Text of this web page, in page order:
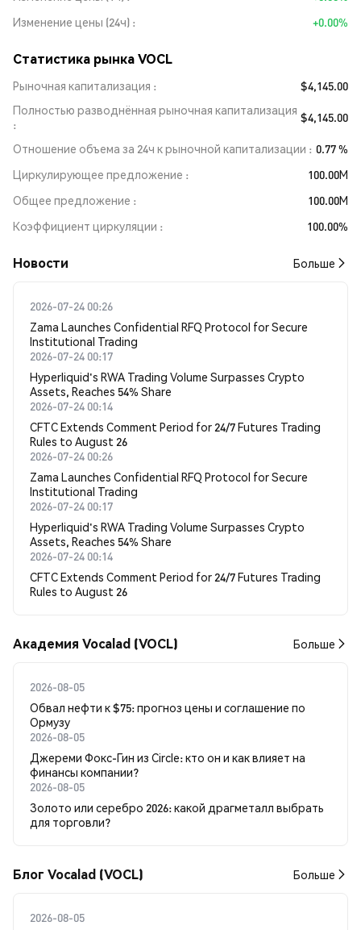
Изменение цены (24ч)
+0.00%
Статистика рынка VOCL
Рыночная капитализация
$4,145.00
Полностью разводнённая рыночная капитализация $4,145.00
Отношение объема за 24ч к рыночной капитализации
0.77 %
Циркулирующее предложение
100.00M
Общее предложение
100.00M
Коэффициент циркуляции
100.00%
Новости Больше
2026-07-24 00:26
Zama Launches Confidential RFQ Protocol for Secure
Institutional Trading
2026-07-24 00:17
Hyperliquid's RWA Trading Volume Surpasses Crypto
Assets, Reaches 54% Share
2026-07-24 00:14
CFTC Extends Comment Period for 24/7 Futures Trading
Rules to August 26
2026-07-24 00:26
Zama Launches Confidential RFQ Protocol for Secure
Institutional Trading
2026-07-24 00:17
Hyperliquid's RWA Trading Volume Surpasses Crypto
Assets, Reaches 54% Share
2026-07-24 00:14
CFTC Extends Comment Period for 24/7 Futures Trading
Rules to August 26
Академия Vocalad (VOCL) Больше
2026-08-05
Обвал нефти к $75: прогноз цены и соглашение по
Ормузу
2026-08-05
Джереми Фокс-Гин из Circle: кто он и как влияет на
финансы компании?
2026-08-05
Золото или серебро 2026: какой драгметалл выбрать
для торговли?
Блог Vocalad (VOCL) Больше
2026-08-05